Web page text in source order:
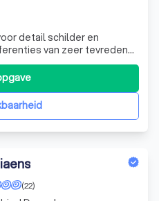
van zeer tevreden
afwerking.
werken.
(22)